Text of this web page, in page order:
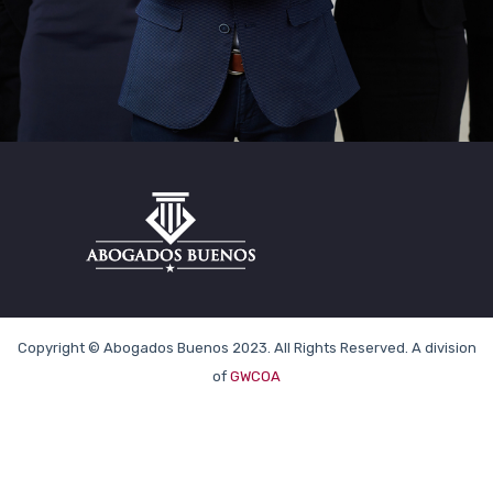
Copyright © Abogados Buenos 2023. All Rights Reserved. A division
of GWCOA